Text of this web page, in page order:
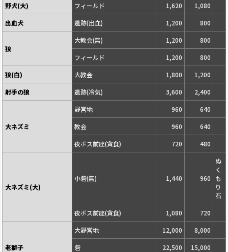
野犬(大)
フィールド 1,620
1,080
出血犬
遺跡(出血) 1,200 800
狼
大教会(無) 1,200
800
フィールド
1,200
800
狼(白)
大教会 1,800
1,200
射手の狼
遺跡(冷気) 3,600 2,400
大ネズミ
野営地 960
640
教会
960
640
夜ボス前座(貪食)
720 480
大ネズミ(大)
小砦(無) 1,440 960
ぬ
く
も
り
石
夜ボス前座(貪食)
1,080 720
老獅子
大野営地 12,000
8,000
砦
22,500
15,000